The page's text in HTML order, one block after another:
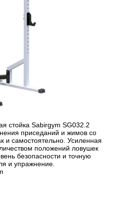
стойка Sabirgym SG032.2
приседаний и жимов со
и самостоятельно. Усиленная
положений ловушек
безопасности и точную
и упражнение.